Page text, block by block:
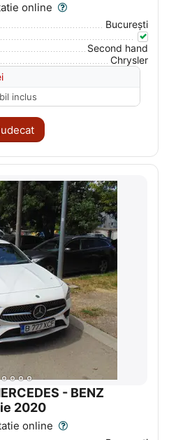
online
București
Second hand
Chrysler
inclus
- BENZ
2020
online